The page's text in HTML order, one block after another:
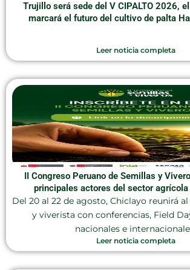
Trujillo será sede del V CIPALTO 2026,
marcará el futuro del cultivo de palta
Leer noticia completa
II Congreso Peruano de Semillas y
principales actores del sector agrícola
Del 20 al 22 de agosto, Chiclayo reunirá
y viverista con conferencias, Field
nacionales e
Leer noticia completa